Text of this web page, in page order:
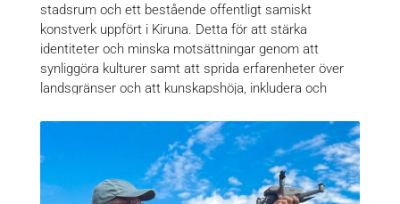
stadsrum och ett bestående offentligt samiskt
konstverk uppfört i Kiruna. Detta för att stärka
identiteter och minska motsättningar genom att
synliggöra kulturer samt att sprida erfarenheter över
landsgränser och att kunskapshöja, inkludera och
föränderlig värld.…